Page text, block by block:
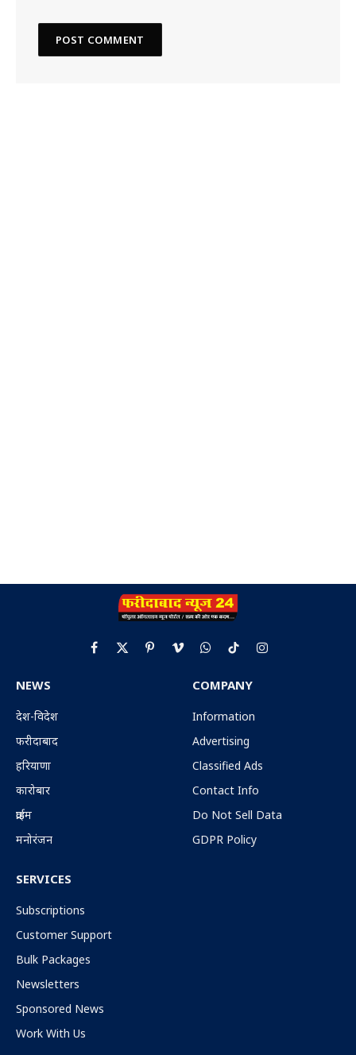
Facebook
X
PinterestVimeoWhatsApp
TikTokInstagram
NEWS
देश-विदेश
फरीदाबाद
हरियाणा
कारोबार
क्राईम
मनोरंजन
COMPANY
Information
Advertising
Classified Ads
Contact Info
Do Not Sell Data
GDPR Policy
SERVICES
Subscriptions
Customer Support
Bulk Packages
Newsletters
Sponsored News
Work With Us